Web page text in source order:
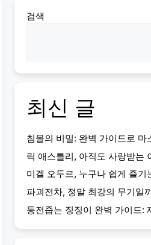
검색
최신 글
침몰의 비밀: 완벽 가이드로 마
릭 애스틀리, 아직도 사랑받는
미겔 오두르, 누구나 쉽게 즐기
파괴전차, 정말 최강의 무기일
동전줍는 징징이 완벽 가이드: